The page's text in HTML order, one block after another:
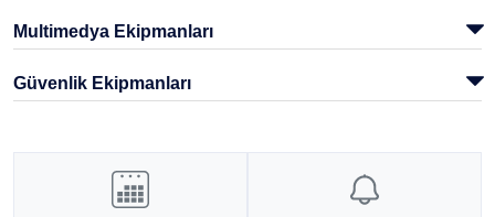
Multimedya Ekipmanları
Güvenlik Ekipmanları